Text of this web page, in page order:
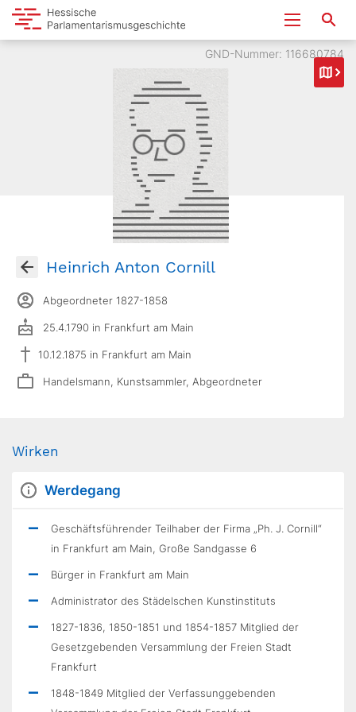
GND-Nummer: 116680784
Heinrich Anton Cornill
Abgeordneter 1827-1858
25.4.1790 in Frankfurt am Main
10.12.1875 in Frankfurt am Main
Handelsmann, Kunstsammler, Abgeordneter
Wirken
Werdegang
Geschäftsführender Teilhaber der Firma „Ph. J. Cornill“
in Frankfurt am Main, Große Sandgasse 6
Bürger in Frankfurt am Main
Administrator des Städelschen Kunstinstituts
1827-1836, 1850-1851 und 1854-1857 Mitglied der
Gesetzgebenden Versammlung der Freien Stadt
Frankfurt
1848-1849 Mitglied der Verfassunggebenden